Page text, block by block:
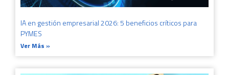
IA en gestión empresarial 2026: 5 beneficios críticos para
PYMES
Ver Más »